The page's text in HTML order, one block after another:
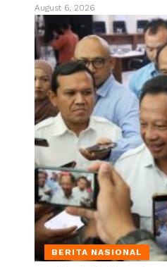
August 6, 2026
BERITA NASIONAL